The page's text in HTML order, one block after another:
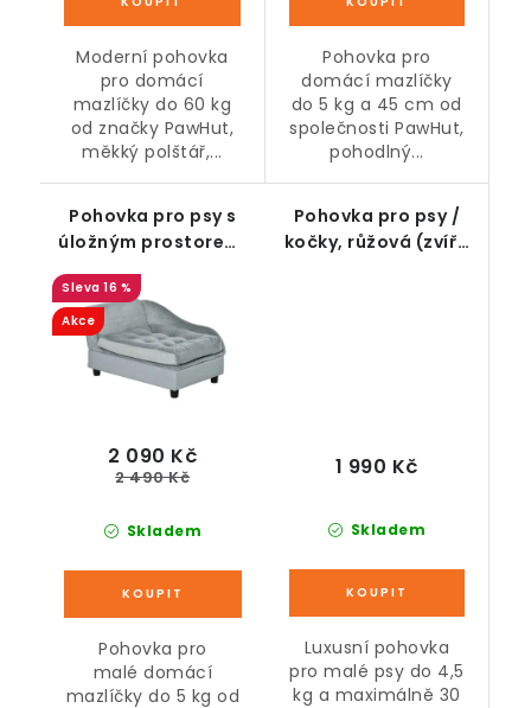
Moderní pohovka
pro domácí
mazlíčky do 60 kg
od značky PawHut,
měkký polštář,...
Pohovka pro
domácí mazlíčky
do 5 kg a 45 cm od
společnosti PawHut,
pohodlný...
Pohovka pro psy s
úložným prostorem,
světle šedá (pes do 5
kg a 50 cm)
16 %
Akce
Skladem
2 090 Kč
2 490 Kč
Pohovka pro
malé domácí
mazlíčky do 5 kg od
Pohovka pro psy /
kočky, růžová (zvíře
Skladem
1 990 Kč
Luxusní pohovka
pro malé psy do 4,5
kg a maximálně 30